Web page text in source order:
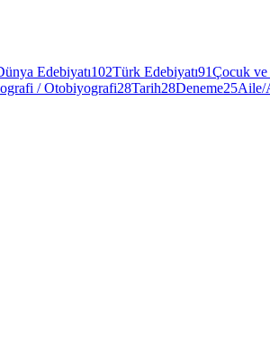
Edebiyatı102Türk Edebiyatı91Çocuk
/ Otobiyografi28Tarih28Deneme25Aile/